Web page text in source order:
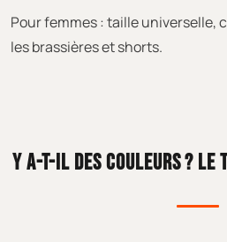
Pour femmes : taille universelle,
les brassières et shorts.
Y A-T-IL DES COULEURS ? LE